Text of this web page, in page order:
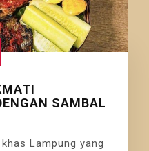
SAMBAL
Lampung yang